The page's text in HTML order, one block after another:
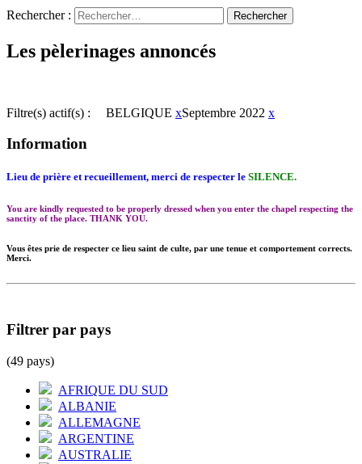
Rechercher :
Les pèlerinages annoncés
Filtre(s) actif(s) : BELGIQUE xSeptembre 2022 x
Information
Lieu de prière et recueillement, merci de respecter le SILENCE.
You are kindly requested to be properly dressed when you enter the chapel respecting the
sanctity of the place. THANK YOU.
Vous êtes prie de respecter ce lieu saint de culte, par une tenue et comportement corrects.
Merci.
Filtrer par pays
(49 pays)
AFRIQUE DU SUD
ALBANIE
ALLEMAGNE
ARGENTINE
AUSTRALIE